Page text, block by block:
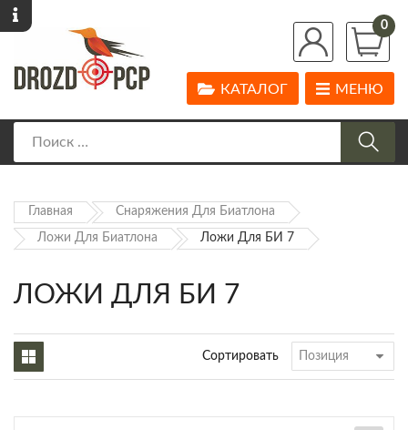
0
МЕНЮ
КАТАЛОГ
Главная Снаряжения Для Биатлона
Ложи Для Биатлона Ложи Для БИ 7
ЛОЖИ ДЛЯ БИ 7
Сортировать